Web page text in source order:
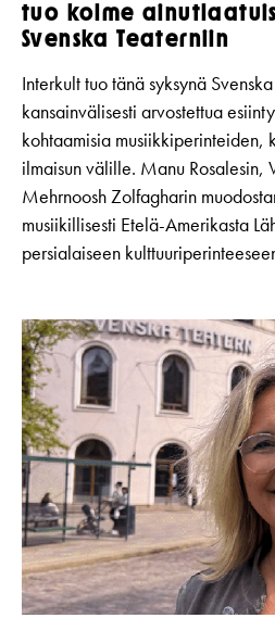
tuo kolme
Svenska Teaterniin
Interkult tuo tänä syksynä
kansainvälisesti arvostettua
kohtaamisia musiikkiperinteiden,
ilmaisun välille. Manu Rosalesin,
Mehrnoosh Zolfagharin
musiikillisesti Etelä-Amerikasta
persialaiseen